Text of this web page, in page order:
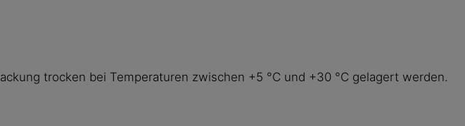
trocken bei Temperaturen zwischen +5 °C und +30 °C gelagert werden.